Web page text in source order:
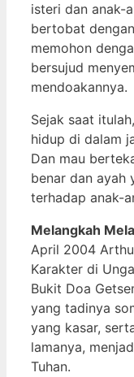
isteri dan anak-
bertobat
memohon
bersujud
mendoakannya.
Sejak saat
hidup di dalam
Dan mau
benar dan ayah
terhadap anak-
Melangkah
April 2004
Karakter di
Bukit Doa
yang tadinya
yang kasar,
lamanya,
Tuhan.